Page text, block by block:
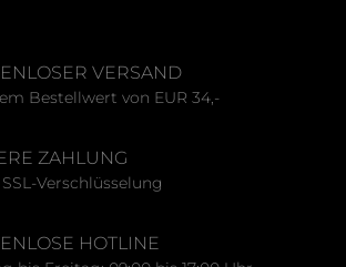
Glätteisen,Föhn
die Feuchtigkeit entweichen,
wird aufgeraut und das Haar
VERSAND
Bestellwert von EUR 34,-
ZAHLUNG
Verschlüsselung
HOTLINE